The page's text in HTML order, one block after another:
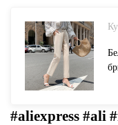
#aliexpress #ali